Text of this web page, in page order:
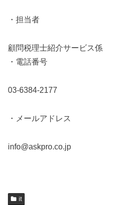
・担当者
顧問税理士紹介サービス係
・電話番号
03-6384-2177
・メールアドレス
info@askpro.co.jp
it